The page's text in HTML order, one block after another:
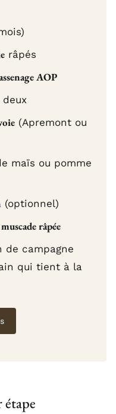
râpés
AOP
deux
(Apremont ou
maïs ou pomme
(optionnel)
râpée
de campagne
qui tient à la